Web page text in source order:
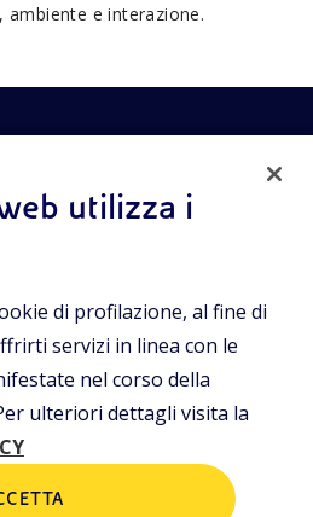
e interazione.
gli strumenti e le
la didattica e naviga tra contenuti
e approfondimenti sui grandi temi
iniziativa di Eni.
utilizza i
di profilazione, al fine di
servizi in linea con le
nel corso della
ulteriori dettagli visita la